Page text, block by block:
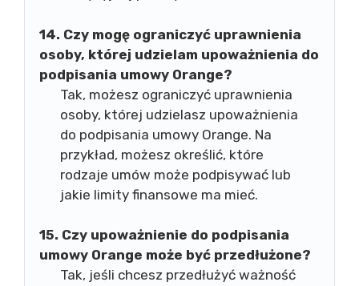
14. Czy mogę ograniczyć uprawnienia
osoby, której udzielam upoważnienia do
podpisania umowy Orange?
Tak, możesz ograniczyć uprawnienia
osoby, której udzielasz upoważnienia
do podpisania umowy Orange. Na
przykład, możesz określić, które
rodzaje umów może podpisywać lub
jakie limity finansowe ma mieć.
15. Czy upoważnienie do podpisania
umowy Orange może być przedłużone?
Tak, jeśli chcesz przedłużyć ważność